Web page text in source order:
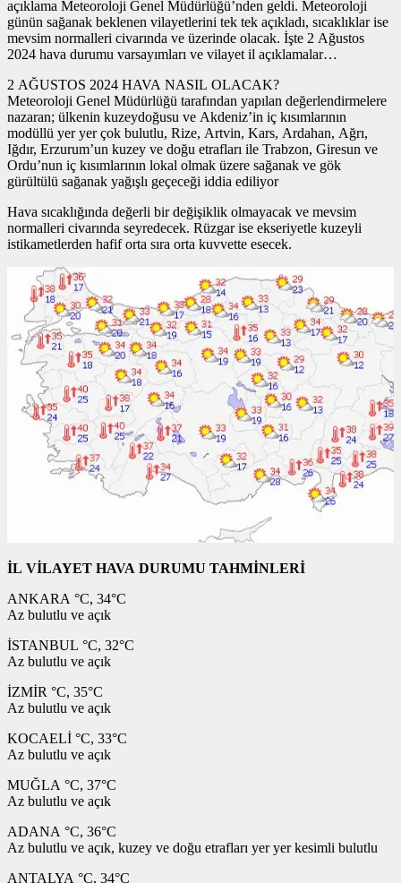
açıklama Meteoroloji Genel Müdürlüğü’nden geldi. Meteoroloji
günün sağanak beklenen vilayetlerini tek tek açıkladı, sıcaklıklar ise
mevsim normalleri civarında ve üzerinde olacak. İşte 2 Ağustos
2024 hava durumu varsayımları ve vilayet il açıklamalar…
2 AĞUSTOS 2024 HAVA NASIL OLACAK?
Meteoroloji Genel Müdürlüğü tarafından yapılan değerlendirmelere
nazaran; ülkenin kuzeydoğusu ve Akdeniz’in iç kısımlarının
modüllü yer yer çok bulutlu, Rize, Artvin, Kars, Ardahan, Ağrı,
Iğdır, Erzurum’un kuzey ve doğu etrafları ile Trabzon, Giresun ve
Ordu’nun iç kısımlarının lokal olmak üzere sağanak ve gök
gürültülü sağanak yağışlı geçeceği iddia ediliyor
Hava sıcaklığında değerli bir değişiklik olmayacak ve mevsim
normalleri civarında seyredecek. Rüzgar ise ekseriyetle kuzeyli
istikametlerden hafif orta sıra orta kuvvette esecek.
İL VİLAYET HAVA DURUMU TAHMİNLERİ
ANKARA °C, 34°C
Az bulutlu ve açık
İSTANBUL °C, 32°C
Az bulutlu ve açık
İZMİR °C, 35°C
Az bulutlu ve açık
KOCAELİ °C, 33°C
Az bulutlu ve açık
MUĞLA °C, 37°C
Az bulutlu ve açık
ADANA °C, 36°C
Az bulutlu ve açık, kuzey ve doğu etrafları yer yer kesimli bulutlu
ANTALYA °C, 34°C